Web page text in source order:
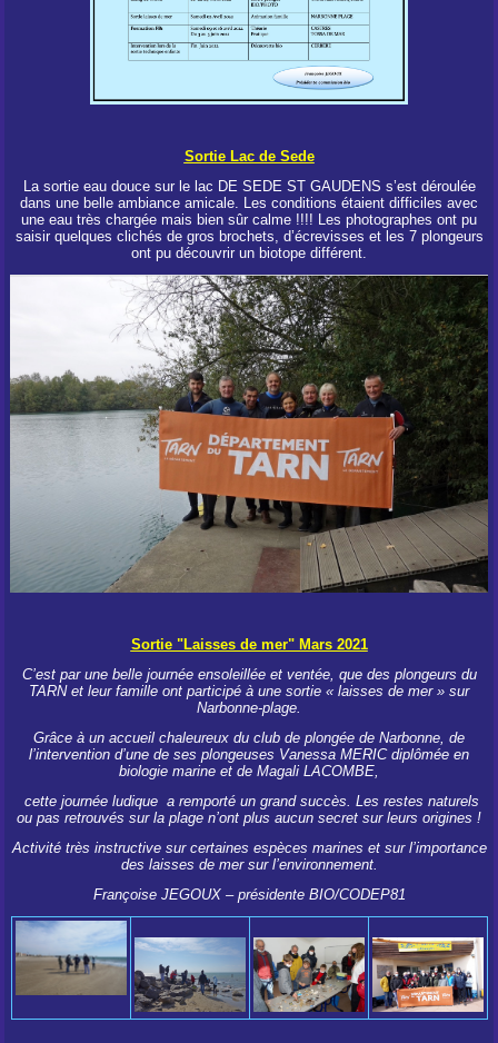
Sortie Lac de Sede
La sortie eau douce sur le lac DE SEDE ST GAUDENS s’est déroulée
dans une belle ambiance amicale. Les conditions étaient difficiles avec
une eau très chargée mais bien sûr calme !!!! Les photographes ont pu
saisir quelques clichés de gros brochets, d’écrevisses et les 7 plongeurs
ont pu découvrir un biotope différent.
Sortie "Laisses de mer" Mars 2021
C’est par une belle journée ensoleillée et ventée, que des plongeurs du
TARN et leur famille ont participé à une sortie « laisses de mer » sur
Narbonne-plage.
Grâce à un accueil chaleureux du club de plongée de Narbonne, de
l’intervention d’une de ses plongeuses Vanessa MERIC diplômée en
biologie marine et de Magali LACOMBE,
cette journée ludique a remporté un grand succès. Les restes naturels
ou pas retrouvés sur la plage n’ont plus aucun secret sur leurs origines !
Activité très instructive sur certaines espèces marines et sur l’importance
des laisses de mer sur l’environnement.
Françoise JEGOUX – présidente BIO/CODEP81